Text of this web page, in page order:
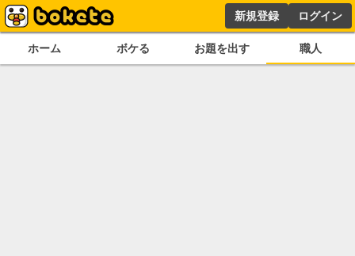
新規登録 ログイン
ホーム ボケる お題を出す 職人